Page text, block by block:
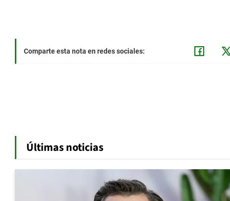
Comparte esta nota en redes sociales:
Últimas noticias